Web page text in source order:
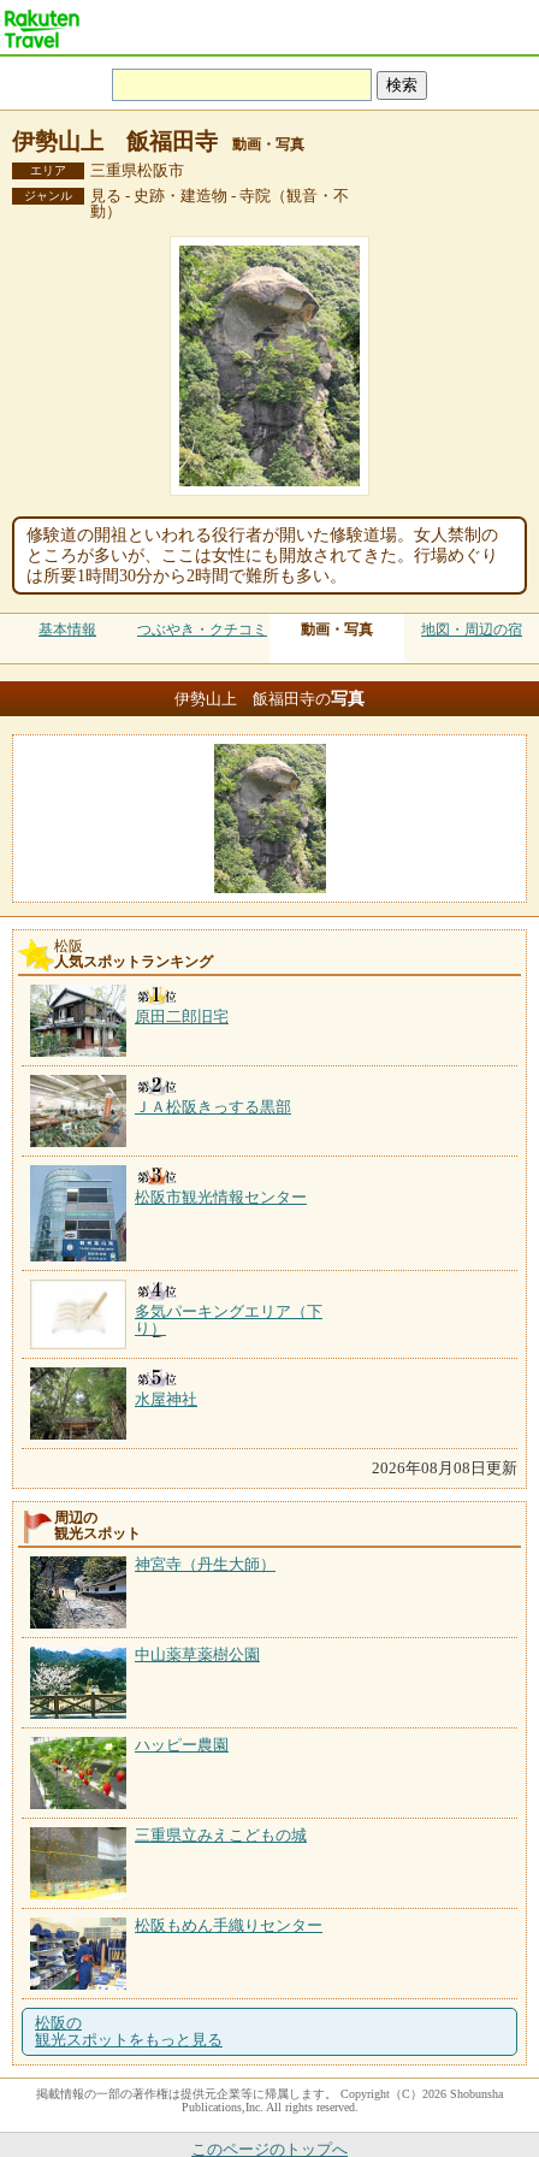
伊勢山上 飯福田寺 動画・写真
エリア 三重県松阪市
ジャンル
見る - 史跡・建造物 - 寺院（観音・不
動）
修験道の開祖といわれる役行者が開いた修験道場。女人禁制の
ところが多いが、ここは女性にも開放されてきた。行場めぐり
は所要1時間30分から2時間で難所も多い。
基本情報 つぶやき・クチコミ 動画・写真 地図・周辺の宿
伊勢山上 飯福田寺の写真
松阪
人気スポットランキング
原田二郎旧宅
ＪＡ松阪きっする黒部
松阪市観光情報センター
多気パーキングエリア（下
り）
水屋神社
2026年08月08日更新
周辺の
観光スポット
神宮寺（丹生大師）
中山薬草薬樹公園
ハッピー農園
三重県立みえこどもの城
松阪もめん手織りセンター
松阪の
観光スポットをもっと見る
掲載情報の一部の著作権は提供元企業等に帰属します。 Copyright（C）2026 Shobunsha
Publications,Inc. All rights reserved.
このページのトップへ